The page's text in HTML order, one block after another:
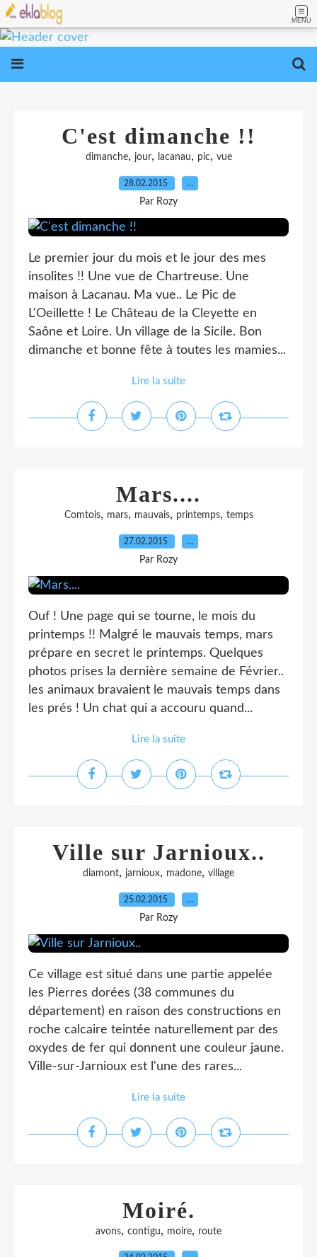
MENU
C'est dimanche !!
dimanche, jour, lacanau, pic, vue
28.02.2015 …
Par Rozy
Le premier jour du mois et le jour des mes
insolites !! Une vue de Chartreuse. Une
maison à Lacanau. Ma vue.. Le Pic de
L'Oeillette ! Le Château de la Cleyette en
Saône et Loire. Un village de la Sicile. Bon
dimanche et bonne fête à toutes les mamies...
Lire la suite
Mars....
Comtois, mars, mauvais, printemps, temps
27.02.2015 …
Par Rozy
Ouf ! Une page qui se tourne, le mois du
printemps !! Malgré le mauvais temps, mars
prépare en secret le printemps. Quelques
photos prises la dernière semaine de Février..
les animaux bravaient le mauvais temps dans
les prés ! Un chat qui a accouru quand...
Lire la suite
Ville sur Jarnioux..
diamont, jarnioux, madone, village
25.02.2015 …
Par Rozy
Ce village est situé dans une partie appelée
les Pierres dorées (38 communes du
département) en raison des constructions en
roche calcaire teintée naturellement par des
oxydes de fer qui donnent une couleur jaune.
Ville-sur-Jarnioux est l'une des rares...
Lire la suite
Moiré.
avons, contigu, moire, route